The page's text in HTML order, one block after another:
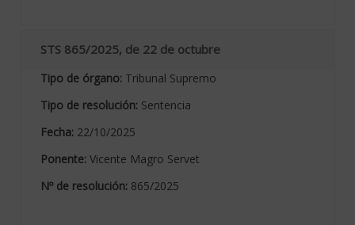
STS 865/2025, de 22 de octubre
Tipo de órgano: Tribunal Supremo
Tipo de resolución: Sentencia
Fecha: 22/10/2025
Ponente: Vicente Magro Servet
Nº de resolución: 865/2025